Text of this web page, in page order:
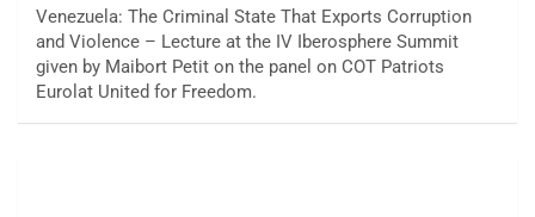
Venezuela: The Criminal State That Exports Corruption
and Violence – Lecture at the IV Iberosphere Summit
given by Maibort Petit on the panel on COT Patriots
Eurolat United for Freedom.